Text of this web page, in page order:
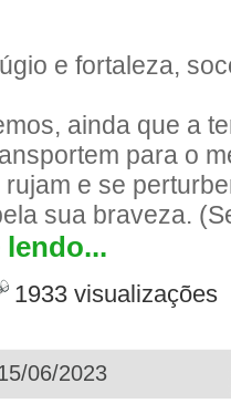
e fortaleza,
ainda que a
para o
e se
sua braveza.
1933 visualizações
06/2023